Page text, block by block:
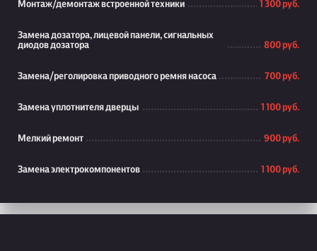
Монтаж/демонтаж встроенной техники 1 300 руб.
Замена дозатора, лицевой панели, сигнальных
диодов дозатора
800 руб.
Замена/реголировка приводного ремня насоса 700 руб.
Замена уплотнителя дверцы 1 100 руб.
Мелкий ремонт 900 руб.
Замена электрокомпонентов 1 100 руб.